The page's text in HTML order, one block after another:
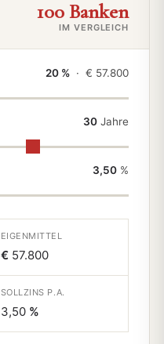
100 Banken
IM VERGLEICH
20 % · € 57.800
30 Jahre
3,50 %
EIGENMITTEL
€ 57.800
SOLLZINS P.A.
3,50%